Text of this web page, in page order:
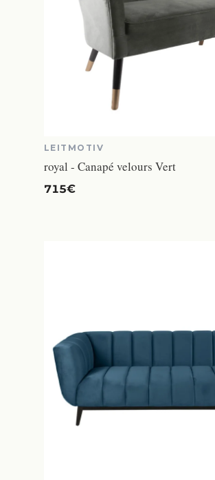
LEITMOTIV
royal - Canapé velours Vert
715€